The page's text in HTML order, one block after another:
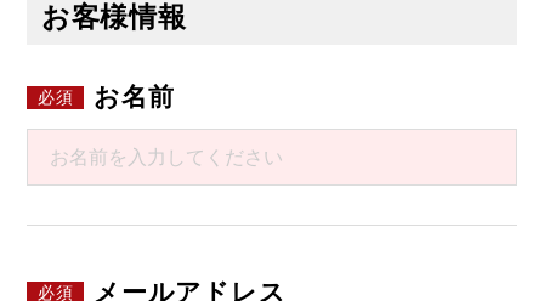
お客様情報
お名前
メールアドレス